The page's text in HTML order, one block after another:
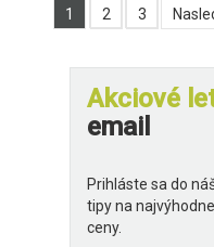
1 2 3
Akciové
email
Prihláste sa do
tipy na
ceny.